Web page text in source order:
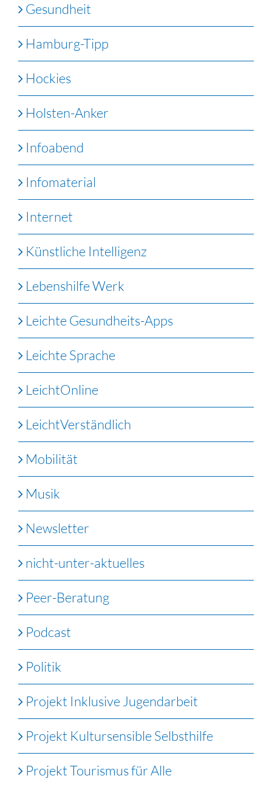
Gesundheit
Hamburg-Tipp
Hockies
Holsten-Anker
Infoabend
Infomaterial
Internet
Künstliche Intelligenz
Lebenshilfe Werk
Leichte Gesundheits-Apps
Leichte Sprache
LeichtOnline
LeichtVerständlich
Mobilität
Musik
Newsletter
nicht-unter-aktuelles
Peer-Beratung
Podcast
Politik
Projekt Inklusive Jugendarbeit
Projekt Kultursensible Selbsthilfe
Projekt Tourismus für Alle